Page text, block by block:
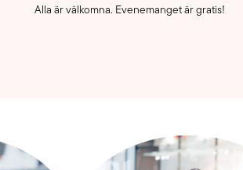
Alla är välkomna. Evenemanget är gratis!